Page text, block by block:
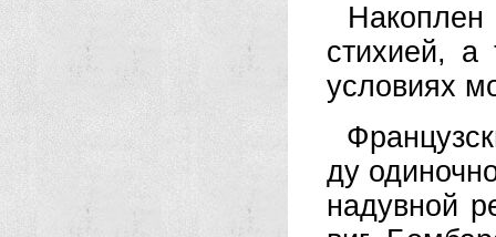
сти­хи­ей,
ус­ло­ви­ях
ду
на­дув­ной